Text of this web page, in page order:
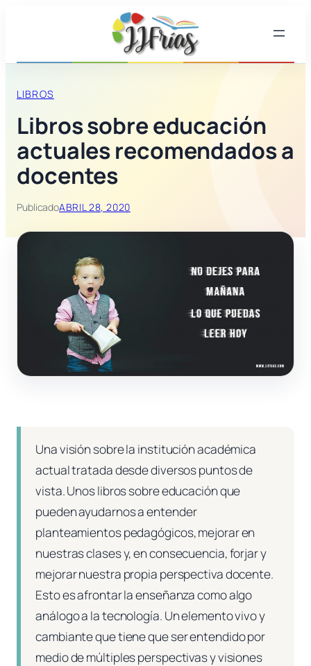
LIBROS
Libros sobre educación
actuales recomendados a
docentes
PublicadoABRIL 28, 2020
Una visión sobre la institución académica
actual tratada desde diversos puntos de
vista. Unos libros sobre educación que
pueden ayudarnos a entender
planteamientos pedagógicos, mejorar en
nuestras clases y, en consecuencia, forjar y
mejorar nuestra propia perspectiva docente.
Esto es afrontar la enseñanza como algo
análogo a la tecnología. Un elemento vivo y
cambiante que tiene que ser entendido por
medio de múltiples perspectivas y visiones